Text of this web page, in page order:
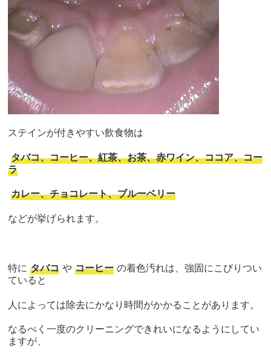
ステインが付きやすい飲食物は
タバコ、コーヒー、紅茶、お茶、赤ワイン、ココア、コー
ラ
カレー、チョコレート、ブルーベリー
などが挙げられます。
特に タバコ や コーヒー の着色汚れは、強固にこびりつい
ていると
人によっては除去にかなり時間がかかることがあります。
なるべく一度のクリーニングできれいになるようにしてい
ますが、